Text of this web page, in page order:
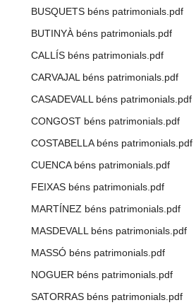
BUSQUETS béns patrimonials.pdf
BUTINYÀ béns patrimonials.pdf
CALLÍS béns patrimonials.pdf
CARVAJAL béns patrimonials.pdf
CASADEVALL béns patrimonials.pdf
CONGOST béns patrimonials.pdf
COSTABELLA béns patrimonials.pdf
CUENCA béns patrimonials.pdf
FEIXAS béns patrimonials.pdf
MARTÍNEZ béns patrimonials.pdf
MASDEVALL béns patrimonials.pdf
MASSÓ béns patrimonials.pdf
NOGUER béns patrimonials.pdf
SATORRAS béns patrimonials.pdf